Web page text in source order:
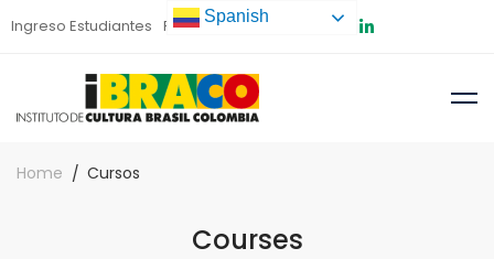
Ingreso Estudiantes Preinscripción
Home Cursos
Courses
Spanish